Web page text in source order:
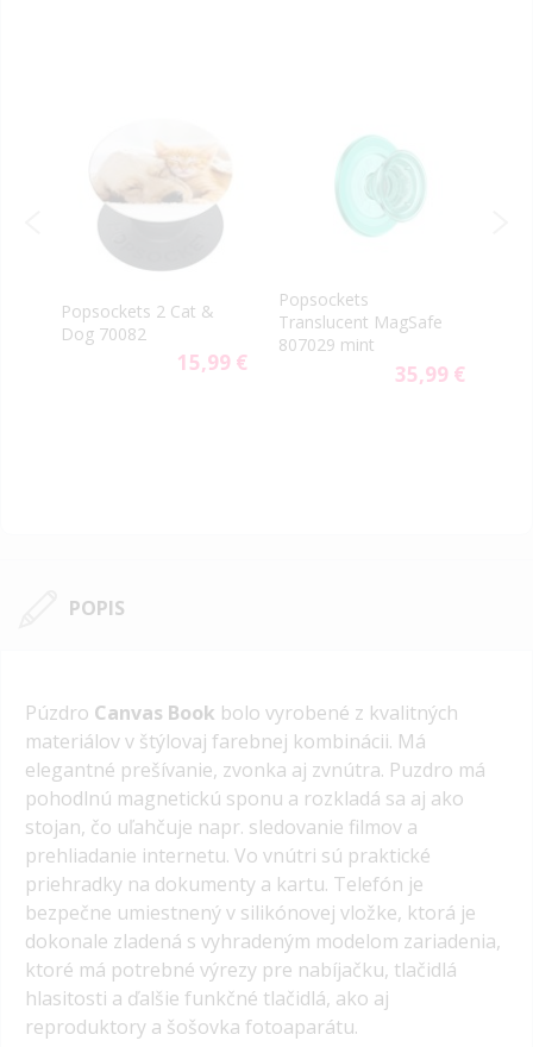
Popsockets 2 Cat &
Dog 70082
15,99 €
Popsockets
Translucent MagSafe
807029 mint
35,99 €
POPIS
Púzdro Canvas Book bolo vyrobené z kvalitných
materiálov v štýlovaj farebnej kombinácii. Má
elegantné prešívanie, zvonka aj zvnútra. Puzdro má
pohodlnú magnetickú sponu a rozkladá sa aj ako
stojan, čo uľahčuje napr. sledovanie filmov a
prehliadanie internetu. Vo vnútri sú praktické
priehradky na dokumenty a kartu. Telefón je
bezpečne umiestnený v silikónovej vložke, ktorá je
dokonale zladená s vyhradeným modelom zariadenia,
ktoré má potrebné výrezy pre nabíjačku, tlačidlá
hlasitosti a ďalšie funkčné tlačidlá, ako aj
reproduktory a šošovka fotoaparátu.